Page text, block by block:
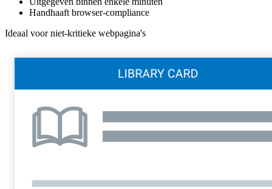
Handhaaft browser-compliance
Ideaal voor niet-kritieke webpagina's